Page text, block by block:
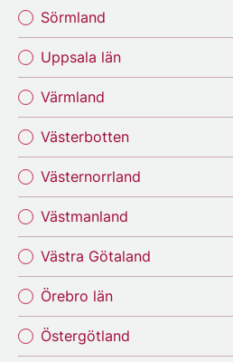
Sörmland
Uppsala län
Värmland
Västerbotten
Västernorrland
Västmanland
Västra Götaland
Örebro län
Östergötland